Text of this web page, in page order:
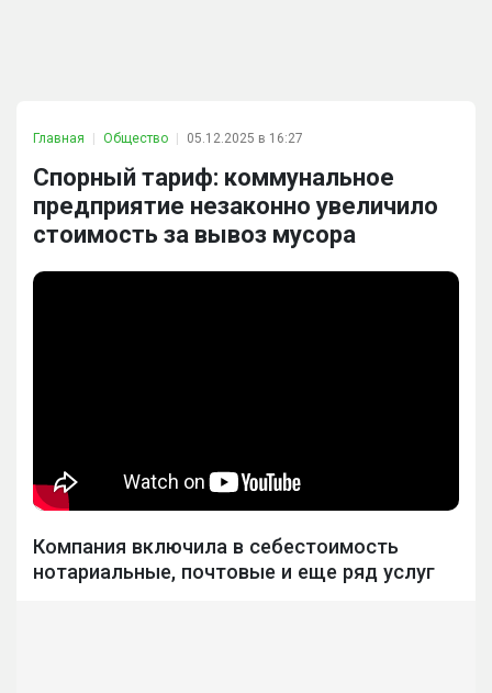
Главная Общество 05.12.2025 в 16:27
Спорный тариф: коммунальное
предприятие незаконно увеличило
стоимость за вывоз мусора
Компания включила в себестоимость
нотариальные, почтовые и еще ряд услуг